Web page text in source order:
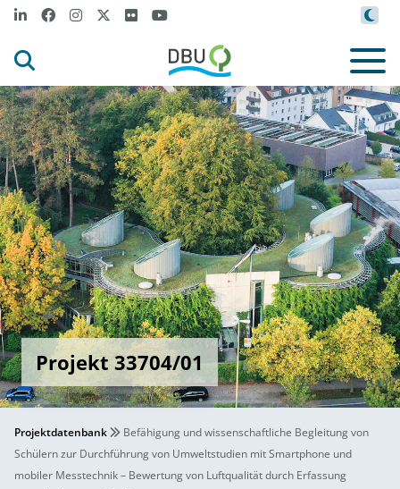
Projekt 33704/01
Projektdatenbank
Befähigung und wissenschaftliche Begleitung von
Schülern zur Durchführung von Umweltstudien mit Smartphone und
mobiler Messtechnik – Bewertung von Luftqualität durch Erfassung